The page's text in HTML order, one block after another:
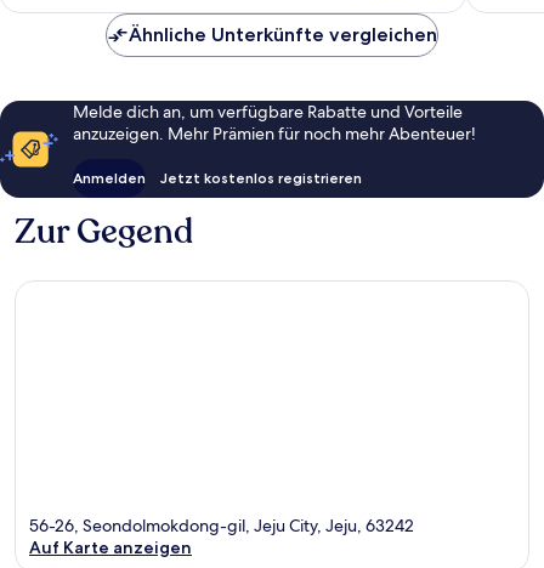
Ähnliche Unterkünfte vergleichen
Melde dich an, um verfügbare Rabatte und Vorteile
anzuzeigen. Mehr Prämien für noch mehr Abenteuer!
Anmelden Jetzt kostenlos registrieren
Zur Gegend
56-26, Seondolmokdong-gil, Jeju City, Jeju, 63242
Auf Karte anzeigen